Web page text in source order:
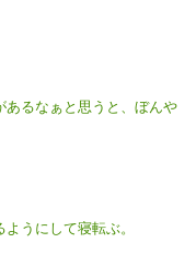
あるなぁと思うと、ぼんや
うにして寝転ぶ。